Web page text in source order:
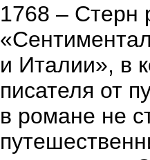
1768 – Стерн
и Италии», в
писателя от
в романе не